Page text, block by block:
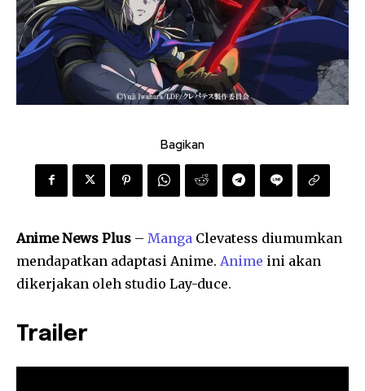
Bagikan
Anime News Plus – Manga Clevatess diumumkan
mendapatkan adaptasi Anime. Anime ini akan
dikerjakan oleh studio Lay-duce.
Trailer